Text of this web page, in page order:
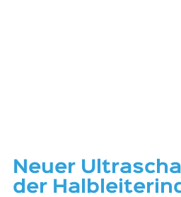
Neuer
der